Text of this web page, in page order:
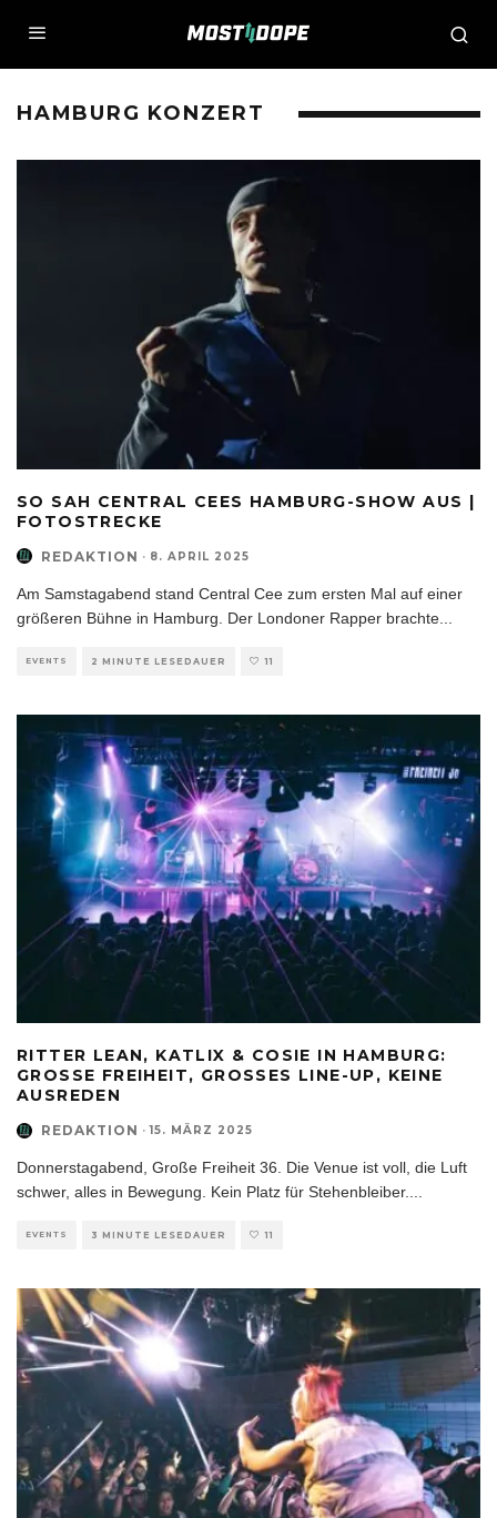
HAMBURG KONZERT
SO SAH CENTRAL CEES HAMBURG-SHOW AUS |
FOTOSTRECKE
REDAKTION · 8. APRIL 2025
Am Samstagabend stand Central Cee zum ersten Mal auf einer
größeren Bühne in Hamburg. Der Londoner Rapper brachte
EVENTS 2 MINUTE LESEDAUER 11
RITTER LEAN, KATLIX & COSIE IN HAMBURG:
GROSSE FREIHEIT, GROSSES LINE-UP, KEINE AU
SREDEN
REDAKTION · 15. MÄRZ 2025
Donnerstagabend, Große Freiheit 36. Die Venue ist voll, die Luft
schwer, alles in Bewegung. Kein Platz für Stehenbleiber....
EVENTS 3 MINUTE LESEDAUER 11